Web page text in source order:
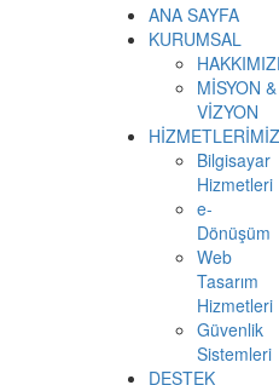
ANA SAYFA
KURUMSAL
MİSYON &
VİZYON
HİZMETLERİMİZ
Bilgisayar
Hizmetleri
e-
Dönüşüm
Web
Tasarım
Hizmetleri
Güvenlik
Sistemleri
DESTEK